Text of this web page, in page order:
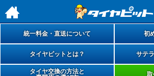
h
統一料金・直送について 初
タイヤピットとは？ サテ
タイヤ交換の方法と
取